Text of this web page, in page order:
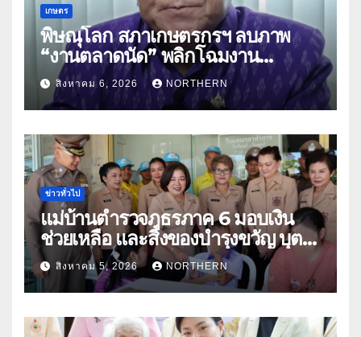
เกษตร
พิษณุโลก สภาเกษตรกรฯ ลบภาพ
“งานตลาดนัด” พลิกโฉมงาน
“เกษตรรุ่งเรืองเมืองสองแคว 69” มุ่ง
ประโยชน์เกษตรกร ดึงนวัตกรรม-จับ
คู่ธุรกิจดันสินค้าเกษตรสู่สากล (คลิป)
สิงหาคม 6, 2026 NORTHERN
ข่าวทั่วไป
แม่บ้านตำรวจภูธรภาค 6 มอบเงิน
ช่วยเหลือ และสิ่งของบำรุงขวัญ บุตร-
ธิดา ข้าราชการตำรวจจังหวัด
อุทัยธานี
สิงหาคม 5, 2026 NORTHERN